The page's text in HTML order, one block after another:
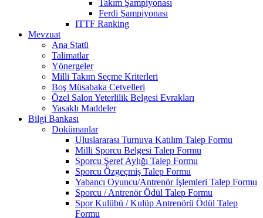
Takım Şampiyonası
Ferdi Şampiyonası
ITTF Ranking
Mevzuat
Ana Statü
Talimatlar
Yönergeler
Milli Takım Seçme Kriterleri
Boş Müsabaka Cetvelleri
Özel Salon Yeterlilik Belgesi Evrakları
Yasaklı Maddeler
Bilgi Bankası
Dokümanlar
Uluslararası Turnuva Katılım Talep Formu
Milli Sporcu Belgesi Talep Formu
Sporcu Şeref Aylığı Talep Formu
Sporcu Özgeçmiş Talep Formu
Yabancı Oyuncu/Antrenör İşlemleri Talep Formu
Sporcu / Antrenör Ödül Talep Formu
Spor Kulübü / Kulüp Antrenörü Ödül Talep
Formu